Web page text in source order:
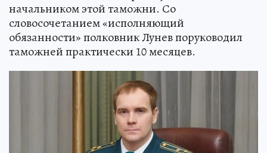
начальником этой таможни. Со
словосочетанием «исполняющий
обязанности» полковник Лунев поруководил
таможней практически 10 месяцев.